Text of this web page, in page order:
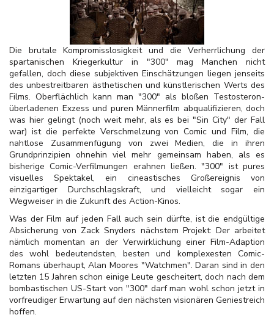
Die brutale Kompromisslosigkeit und die Verherrlichung der
spartanischen Kriegerkultur in "300" mag Manchen nicht
gefallen, doch diese subjektiven Einschätzungen liegen jenseits
des unbestreitbaren ästhetischen und künstlerischen Werts des
Films. Oberflächlich kann man "300" als bloßen Testosteron-
überladenen Exzess und puren Männerfilm abqualifizieren, doch
was hier gelingt (noch weit mehr, als es bei "Sin City" der Fall
war) ist die perfekte Verschmelzung von Comic und Film, die
nahtlose Zusammenfügung von zwei Medien, die in ihren
Grundprinzipien ohnehin viel mehr gemeinsam haben, als es
bisherige Comic-Verfilmungen erahnen ließen. "300" ist pures
visuelles Spektakel, ein cineastisches Großereignis von
einzigartiger Durchschlagskraft, und vielleicht sogar ein
Wegweiser in die Zukunft des Action-Kinos.
Was der Film auf jeden Fall auch sein dürfte, ist die endgültige
Absicherung von Zack Snyders nächstem Projekt: Der arbeitet
nämlich momentan an der Verwirklichung einer Film-Adaption
des wohl bedeutendsten, besten und komplexesten Comic-
Romans überhaupt, Alan Moores "Watchmen". Daran sind in den
letzten 15 Jahren schon einige Leute gescheitert, doch nach dem
bombastischen US-Start von "300" darf man wohl schon jetzt in
vorfreudiger Erwartung auf den nächsten visionären Geniestreich
hoffen.